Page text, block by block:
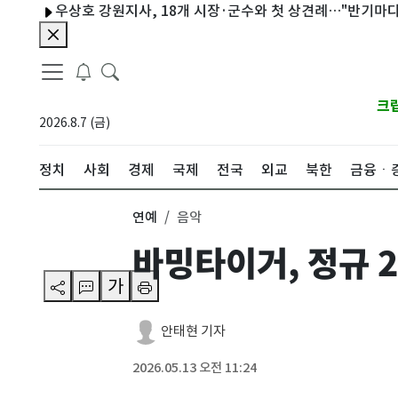
우상호 강원지사, 18개 시장·군수와 첫 상견례…"반기마다 만나
2026.8.7 (금)
크
정치 사회 경제 국제 전국 외교 북한 금융ㆍ
가
연예 음악
바밍타이거, 정규
안태현 기자
2026.05.13 오전 11:24